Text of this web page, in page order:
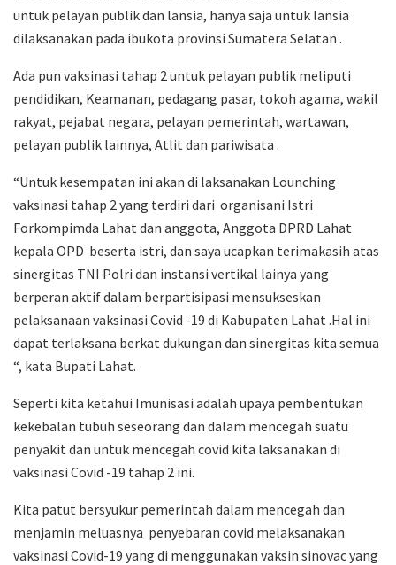
untuk pelayan publik dan lansia, hanya saja untuk lansia
dilaksanakan pada ibukota provinsi Sumatera Selatan .
Ada pun vaksinasi tahap 2 untuk pelayan publik meliputi
pendidikan, Keamanan, pedagang pasar, tokoh agama, wakil
rakyat, pejabat negara, pelayan pemerintah, wartawan,
pelayan publik lainnya, Atlit dan pariwisata .
“Untuk kesempatan ini akan di laksanakan Lounching
vaksinasi tahap 2 yang terdiri dari organisani Istri
Forkompimda Lahat dan anggota, Anggota DPRD Lahat
kepala OPD beserta istri, dan saya ucapkan terimakasih atas
sinergitas TNI Polri dan instansi vertikal lainya yang
berperan aktif dalam berpartisipasi mensukseskan
pelaksanaan vaksinasi Covid -19 di Kabupaten Lahat .Hal ini
dapat terlaksana berkat dukungan dan sinergitas kita semua
“, kata Bupati Lahat.
Seperti kita ketahui Imunisasi adalah upaya pembentukan
kekebalan tubuh seseorang dan dalam mencegah suatu
penyakit dan untuk mencegah covid kita laksanakan di
vaksinasi Covid -19 tahap 2 ini.
Kita patut bersyukur pemerintah dalam mencegah dan
menjamin meluasnya penyebaran covid melaksanakan
vaksinasi Covid-19 yang di menggunakan vaksin sinovac yang